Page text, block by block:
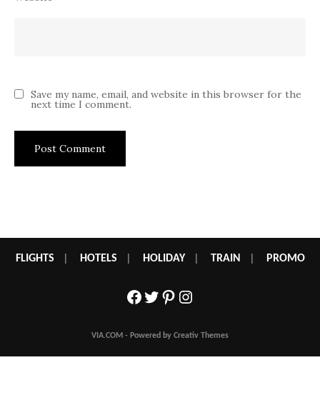
Save my name, email, and website in this browser for the
next time I comment.
FLIGHTS HOTELS HOLIDAY| TRAIN PROMO
Facebook
Twitter
Pinterest
Instagram
VIA.COM - Powered by Creativ Themes